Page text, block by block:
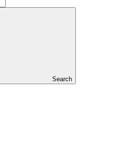
Search